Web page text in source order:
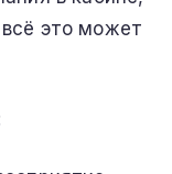
это может